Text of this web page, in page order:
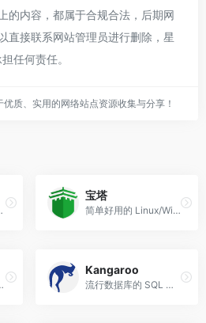
的内容，都属于合规合法，后期网
直接联系网站管理员进行删除，星
任何责任。
质、实用的网络站点资源收集与分享！
理 My...
宝塔
简单好用的 Linux/Windows 服...
件下载
Kangaroo
流行数据库的 SQL 客户端和管...